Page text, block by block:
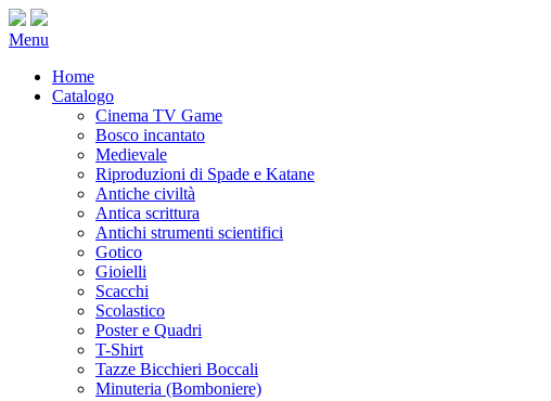
Menu
Home
Catalogo
Cinema TV Game
Bosco incantato
Medievale
Riproduzioni di Spade e Katane
Antiche civiltà
Antica scrittura
Antichi strumenti scientifici
Gotico
Gioielli
Scacchi
Scolastico
Poster e Quadri
T-Shirt
Tazze Bicchieri Boccali
Minuteria (Bomboniere)